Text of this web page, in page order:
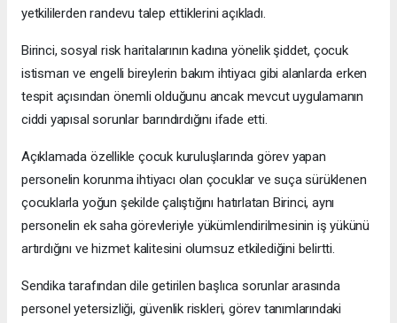
yetkililerden randevu talep ettiklerini açıkladı.
Birinci, sosyal risk haritalarının kadına yönelik şiddet, çocuk
istismarı ve engelli bireylerin bakım ihtiyacı gibi alanlarda erken
tespit açısından önemli olduğunu ancak mevcut uygulamanın
ciddi yapısal sorunlar barındırdığını ifade etti.
Açıklamada özellikle çocuk kuruluşlarında görev yapan
personelin korunma ihtiyacı olan çocuklar ve suça sürüklenen
çocuklarla yoğun şekilde çalıştığını hatırlatan Birinci, aynı
personelin ek saha görevleriyle yükümlendirilmesinin iş yükünü
artırdığını ve hizmet kalitesini olumsuz etkilediğini belirtti.
Sendika tarafından dile getirilen başlıca sorunlar arasında
personel yetersizliği, güvenlik riskleri, görev tanımlarındaki